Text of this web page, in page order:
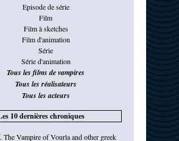
Episode de série
Film
Film à sketches
Film d'animation
Série
Série d'animation
Tous les films de vampires
Tous les réalisateurs
Tous les acteurs
10 dernières chroniques
The Vampire of Vourla and other greek